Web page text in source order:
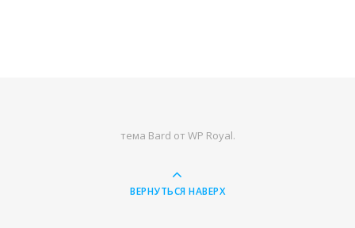
тема Bard от WP Royal.
ВЕРНУТЬСЯ НАВЕРХ